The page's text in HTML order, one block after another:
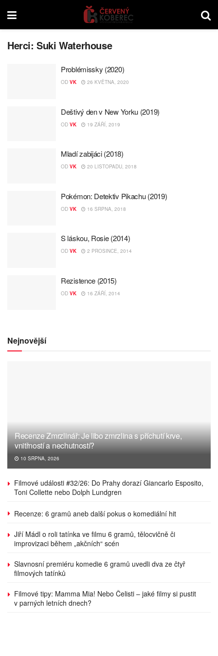
Herci:Suki Waterhouse
Problémissky (2020)
OD VK 26 KVĚTNA, 2020
Deštivý den v New Yorku (2019)
OD VK 19 ZÁŘÍ, 2019
Mladí zabijáci (2018)
OD VK 20 LISTOPADU, 2018
Pokémon: Detektiv Pikachu (2019)
OD VK 16 SRPNA, 2018
S láskou, Rosie (2014)
OD VK 2 PROSINCE, 2014
Rezistence (2015)
OD VK 16 ZÁŘÍ, 2014
Nejnovější
Recenze Zmrzlinář: Je libo zmrzlina s příchutí krve,
vnitřností a nechutností?
10 SRPNA, 2026
Filmové události #32/26: Do Prahy dorazí Giancarlo Esposito,
Toni Collette nebo Dolph Lundgren
Recenze: 6 gramů aneb další pokus o komediální hit
Jiří Mádl o roli tatínka ve filmu 6 gramů, tělocvičně či
improvizaci během „akčních“ scén
Slavnosní premiéru komedie 6 gramů uvedli dva ze čtyř
filmových tatínků
Filmové tipy: Mamma Mia! Nebo Čelisti – jaké filmy si pustit
v parných letních dnech?